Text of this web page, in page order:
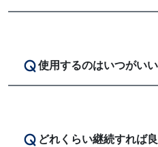
使用するのはいつがい
どれくらい継続すれば